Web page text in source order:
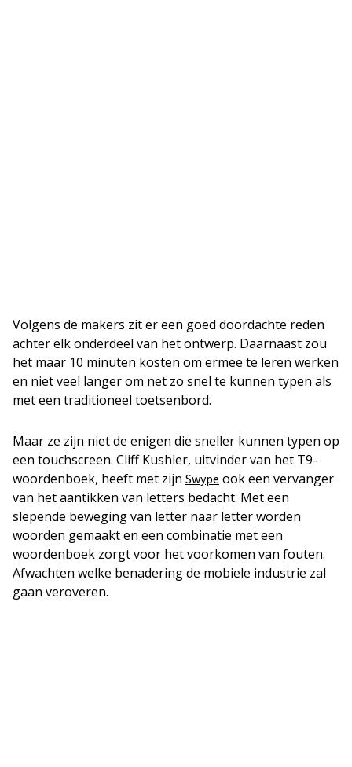
Volgens de makers zit er een goed doordachte reden
achter elk onderdeel van het ontwerp. Daarnaast zou
het maar 10 minuten kosten om ermee te leren werken
en niet veel langer om net zo snel te kunnen typen als
met een traditioneel toetsenbord.
Maar ze zijn niet de enigen die sneller kunnen typen op
een touchscreen. Cliff Kushler, uitvinder van het T9-
woordenboek, heeft met zijn Swype ook een vervanger
van het aantikken van letters bedacht. Met een
slepende beweging van letter naar letter worden
woorden gemaakt en een combinatie met een
woordenboek zorgt voor het voorkomen van fouten.
Afwachten welke benadering de mobiele industrie zal
gaan veroveren.